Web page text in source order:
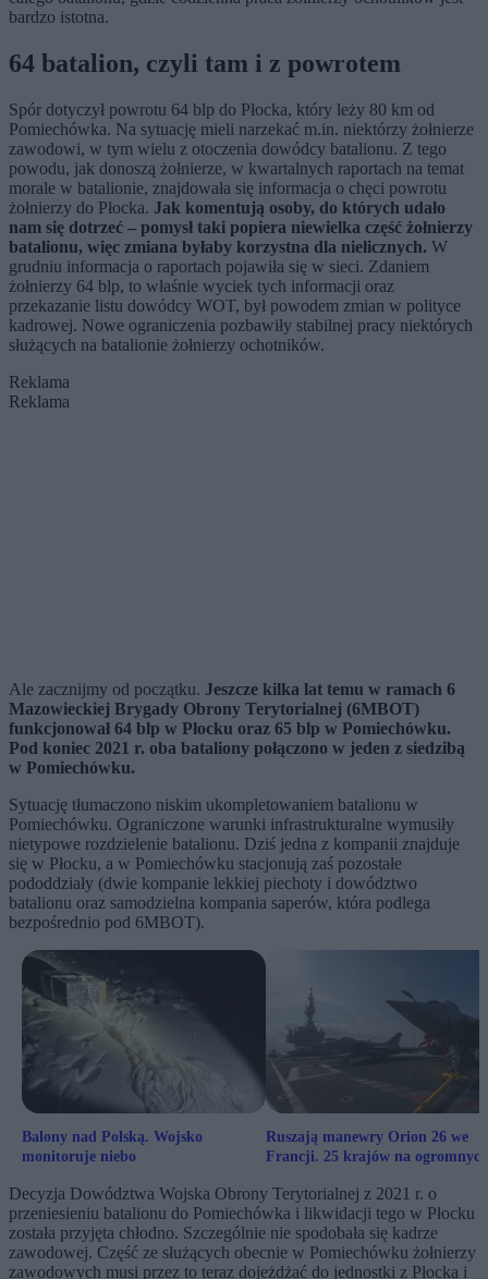
bardzo istotna.
64 batalion, czyli tam i z powrotem
Spór dotyczył powrotu 64 blp do Płocka, który leży 80 km od
Pomiechówka. Na sytuację mieli narzekać m.in. niektórzy żołnierze
zawodowi, w tym wielu z otoczenia dowódcy batalionu. Z tego
powodu, jak donoszą żołnierze, w kwartalnych raportach na temat
morale w batalionie, znajdowała się informacja o chęci powrotu
żołnierzy do Płocka. Jak komentują osoby, do których udało
nam się dotrzeć – pomysł taki popiera niewielka część żołnierzy
batalionu, więc zmiana byłaby korzystna dla nielicznych. W
grudniu informacja o raportach pojawiła się w sieci. Zdaniem
żołnierzy 64 blp, to właśnie wyciek tych informacji oraz
przekazanie listu dowódcy WOT, był powodem zmian w polityce
kadrowej. Nowe ograniczenia pozbawiły stabilnej pracy niektórych
służących na batalionie żołnierzy ochotników.
Reklama
Reklama
Ale zacznijmy od początku. Jeszcze kilka lat temu w ramach 6
Mazowieckiej Brygady Obrony Terytorialnej (6MBOT)
funkcjonował 64 blp w Płocku oraz 65 blp w Pomiechówku.
Pod koniec 2021 r. oba bataliony połączono w jeden z siedzibą
w Pomiechówku.
Sytuację tłumaczono niskim ukompletowaniem batalionu w
Pomiechówku. Ograniczone warunki infrastrukturalne wymusiły
nietypowe rozdzielenie batalionu. Dziś jedna z kompanii znajduje
się w Płocku, a w Pomiechówku stacjonują zaś pozostałe
pododdziały (dwie kompanie lekkiej piechoty i dowództwo
batalionu oraz samodzielna kompania saperów, która podlega
bezpośrednio pod 6MBOT).
Balony nad Polską. Wojsko
monitoruje niebo
Ruszają manewry Orion 26 we
Francji. 25 krajów na ogromnych
Decyzja Dowództwa Wojska Obrony Terytorialnej z 2021 r. o
przeniesieniu batalionu do Pomiechówka i likwidacji tego w Płocku
została przyjęta chłodno. Szczególnie nie spodobała się kadrze
zawodowej. Część ze służących obecnie w Pomiechówku żołnierzy
zawodowych musi przez to teraz dojeżdżać do jednostki z Płocka i